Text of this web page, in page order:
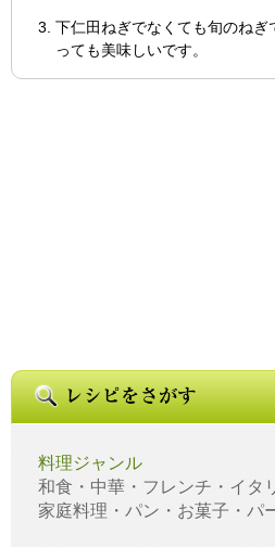
下仁田ねぎでなくても旬のね
っても美味しいです。
料理ジャンル
和食・中華・フレンチ・イタ
家庭料理・パン・お菓子・パ